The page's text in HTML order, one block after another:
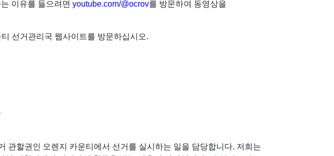
이유를 들으려면 youtube.com/@ocrov를 방문하여 동영상을
선거관리국 웹사이트를 방문하십시오.
관할권인 오렌지 카운티에서 선거를 실시하는 일을 담당합니다. 저희는